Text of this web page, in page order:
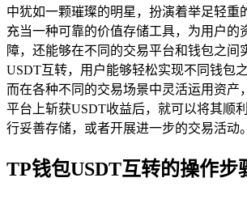
中犹如一颗璀璨的明星，扮演着举足轻重
充当一种可靠的价值存储工具，为用户的
障，还能够在不同的交易平台和钱包之间
USDT互转，用户能够轻松实现不同钱包
而在各种不同的交易场景中灵活运用资产
平台上斩获USDT收益后，就可以将其顺
行妥善存储，或者开展进一步的交易活动。
TP钱包USDT互转的操作步